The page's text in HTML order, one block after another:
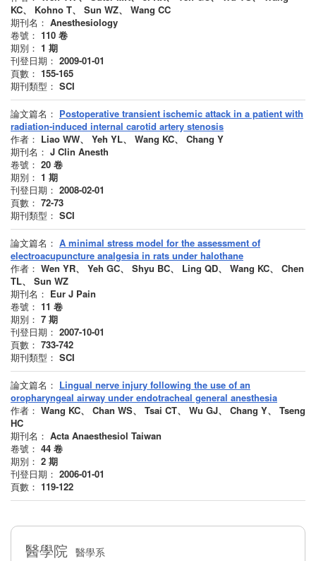
KC、 Kohno T、 Sun WZ、 Wang CC
期刊名： Anesthesiology
卷號： 110 卷
期別： 1 期
刊登日期： 2009-01-01
頁數： 155-165
期刊類型： SCI
論文篇名： Postoperative transient ischemic attack in a patient with
radiation-induced internal carotid artery stenosis
作者： Liao WW、 Yeh YL、 Wang KC、 Chang Y
期刊名： J Clin Anesth
卷號： 20 卷
期別： 1 期
刊登日期： 2008-02-01
頁數： 72-73
期刊類型： SCI
論文篇名： A minimal stress model for the assessment of
electroacupuncture analgesia in rats under halothane
作者： Wen YR、 Yeh GC、 Shyu BC、 Ling QD、 Wang KC、 Chen
TL、 Sun WZ
期刊名： Eur J Pain
卷號： 11 卷
期別： 7 期
刊登日期： 2007-10-01
頁數： 733-742
期刊類型： SCI
論文篇名： Lingual nerve injury following the use of an
oropharyngeal airway under endotracheal general anesthesia
作者： Wang KC、 Chan WS、 Tsai CT、 Wu GJ、 Chang Y、 Tseng
HC
期刊名： Acta Anaesthesiol Taiwan
卷號： 44 卷
期別： 2 期
刊登日期： 2006-01-01
頁數： 119-122
醫學院 醫學系